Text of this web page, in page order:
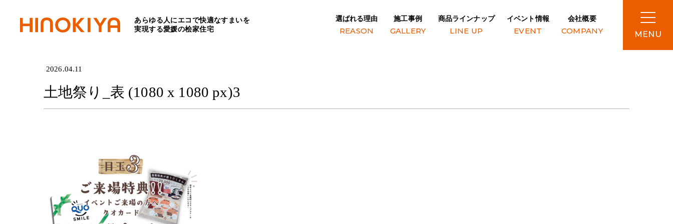
あらゆる人にエコで快適なすまいを
実現する愛媛の桧家住宅
選ばれる理由
REASON
施工事例
GALLERY
商品ラインナップ
LINE UP
イベント情報
EVENT
会社概要
COMPANY
HOME>土地祭り_表 (1080 x 1080 px)3
2026.04.11
土地祭り_表 (1080 x 1080 px)3